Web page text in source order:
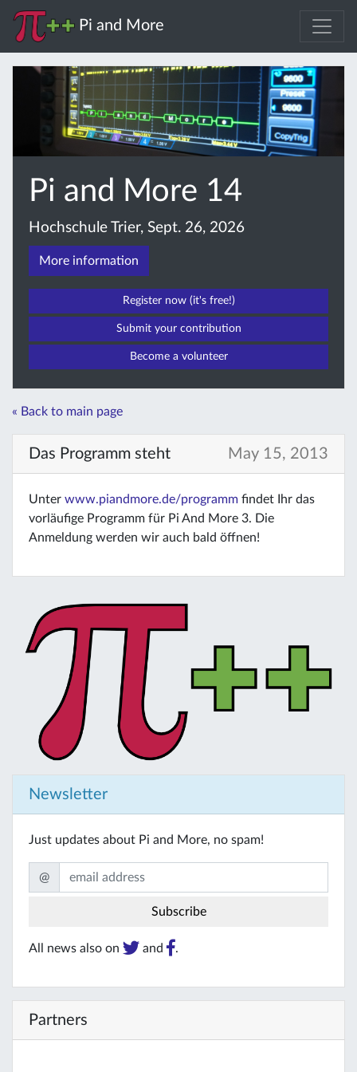
Pi and More
Pi and More 14
Hochschule Trier, Sept. 26, 2026
More information
Register now (it's free!)
Submit your contribution
Become a volunteer
« Back to main page
Das Programm steht May 15, 2013
Unter www.piandmore.de/programm findet Ihr das
vorläufige Programm für Pi And More 3. Die
Anmeldung werden wir auch bald öffnen!
Newsletter
Just updates about Pi and More, no spam!
@
All news also on and .
Partners